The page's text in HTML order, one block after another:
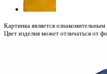
Картинка является ознакомительным
Цвет изделия может отличаться от